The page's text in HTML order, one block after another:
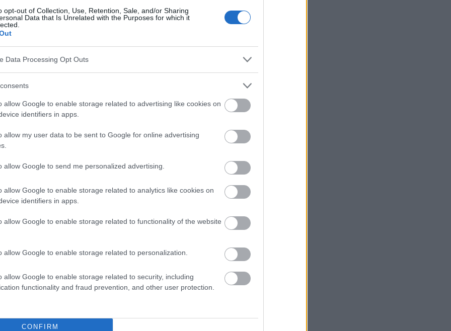
opt-out of Collection, Use, Retention, Sale, and/or Sharing
Data that Is Unrelated with the Purposes for which it
Data Processing Opt Outs
allow Google to enable storage related to advertising like cookies on
identifiers in apps.
allow my user data to be sent to Google for online advertising
allow Google to send me personalized advertising.
allow Google to enable storage related to analytics like cookies on
identifiers in apps.
allow Google to enable storage related to functionality of the website
allow Google to enable storage related to personalization.
allow Google to enable storage related to security, including
functionality and fraud prevention, and other user protection.
CONFIRM
significative de la circonférence de
apparaissent également au niveau
quand elles pourront recommencer à
l'accouchement. Outre les vergetures ou les
femmes indiquent qu'elles ont des
grand droit de l'abdomen ou un
faire de l'exercice ?
physique après l'accouchement dépend
prédispositions individuelles qui doivent toujours
médecin généraliste. Le moment et le type
en grande partie de la façon dont le
par césarienne. Toutefois, il est
excessives
et les plaintes telles que la douleur ou l'inconfort
de demander l'avis d'un physiothérapeute